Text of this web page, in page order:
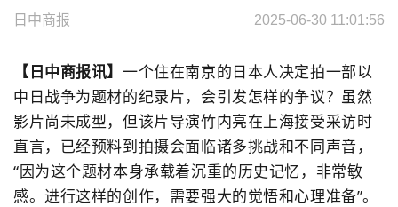
日中商报 2025-06-30 11:01:56
【日中商报讯】一个住在南京的日本人决定拍一部以
中日战争为题材的纪录片，会引发怎样的争议？虽然
影片尚未成型，但该片导演竹内亮在上海接受采访时
直言，已经预料到拍摄会面临诸多挑战和不同声音，
“因为这个题材本身承载着沉重的历史记忆，非常敏
感。进行这样的创作，需要强大的觉悟和心理准备”。